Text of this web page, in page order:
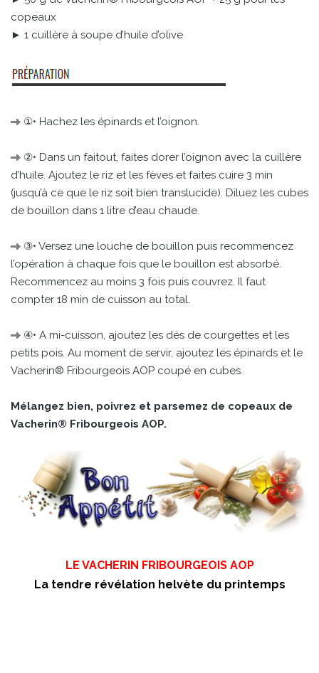
copeaux
► 1 cuillère à soupe d’huile d’olive
①• Hachez les épinards et l’oignon.
②• Dans un faitout, faites dorer l’oignon avec la cuillère
d’huile. Ajoutez le riz et les fèves et faites cuire 3 min
(jusqu’à ce que le riz soit bien translucide). Diluez les cubes
de bouillon dans 1 litre d’eau chaude.
③• Versez une louche de bouillon puis recommencez
l’opération à chaque fois que le bouillon est absorbé.
Recommencez au moins 3 fois puis couvrez. Il faut
compter 18 min de cuisson au total.
④• A mi-cuisson, ajoutez les dés de courgettes et les
petits pois. Au moment de servir, ajoutez les épinards et le
Vacherin® Fribourgeois AOP coupé en cubes.
Mélangez bien, poivrez et parsemez de copeaux de
Vacherin® Fribourgeois AOP.
LE VACHERIN FRIBOURGEOIS AOP
La tendre révélation helvète du printemps